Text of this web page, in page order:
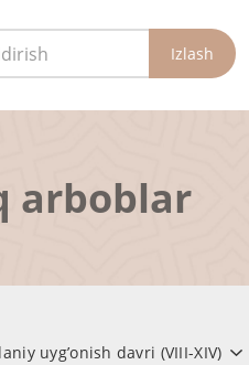
Izlash
arboblar
uyg’onish davri (VIII-XIV)